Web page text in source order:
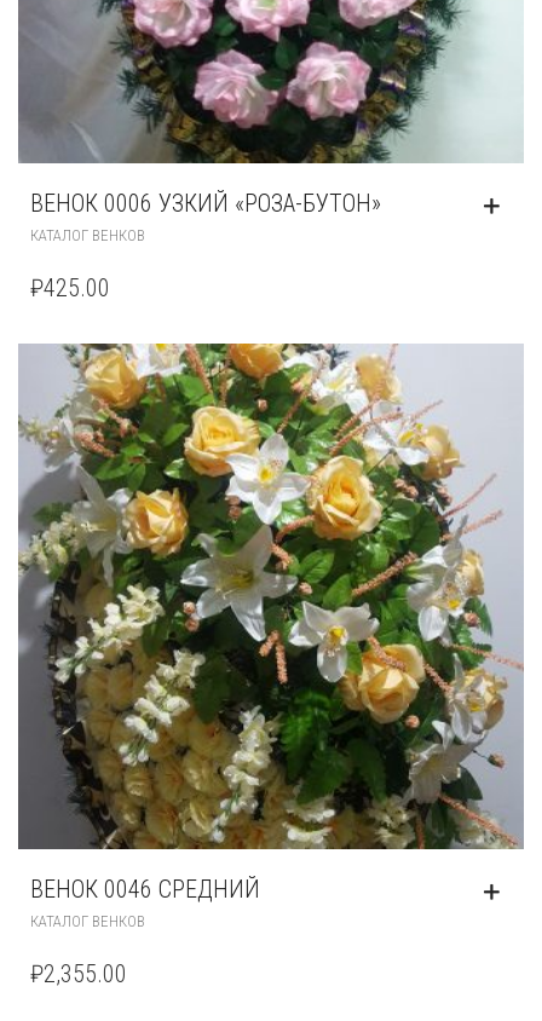
ВЕНОК 0006 УЗКИЙ «РОЗА-БУТОН»
КАТАЛОГ ВЕНКОВ
₽425.00
ВЕНОК 0046 СРЕДНИЙ
КАТАЛОГ ВЕНКОВ
₽2,355.00